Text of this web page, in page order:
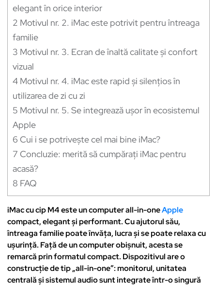
elegant în orice interior
2 Motivul nr. 2. iMac este potrivit pentru întreaga
familie
3 Motivul nr. 3. Ecran de înaltă calitate și confort
vizual
4 Motivul nr. 4. iMac este rapid și silențios în
utilizarea de zi cu zi
5 Motivul nr. 5. Se integrează ușor în ecosistemul
Apple
6 Cui i se potrivește cel mai bine iMac?
7 Concluzie: merită să cumpărați iMac pentru
acasă?
8 FAQ
iMac cu cip M4 este un computer all-in-oneApple
compact, elegant și performant. Cu ajutorul său,
întreaga familie poate învăța, lucra și se poate relaxa cu
ușurință. Față de un computer obișnuit, acesta se
remarcă prin formatul compact. Dispozitivul are o
construcție de tip „all-in-one”: monitorul, unitatea
centrală și sistemul audio sunt integrate într-o singură